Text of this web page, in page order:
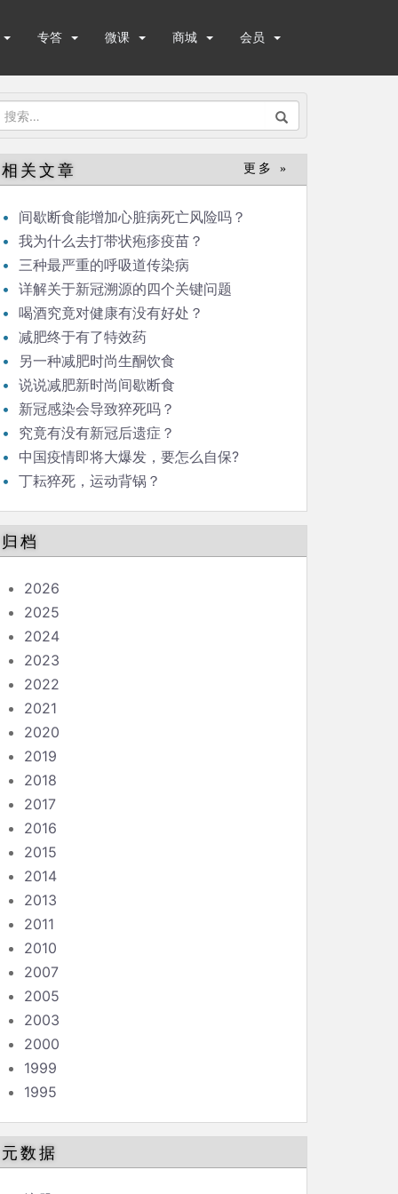
专答 微课 商城 会员
搜
：
相关文章 更多 »
间歇断食能增加心脏病死亡风险吗？
我为什么去打带状疱疹疫苗？
三种最严重的呼吸道传染病
详解关于新冠溯源的四个关键问题
喝酒究竟对健康有没有好处？
减肥终于有了特效药
另一种减肥时尚生酮饮食
说说减肥新时尚间歇断食
新冠感染会导致猝死吗？
究竟有没有新冠后遗症？
中国疫情即将大爆发，要怎么自保?
丁耘猝死，运动背锅？
归档
2026
2025
2024
2023
2022
2021
2020
2019
2018
2017
2016
2015
2014
2013
2011
2010
2007
2005
2003
2000
1999
1995
元数据